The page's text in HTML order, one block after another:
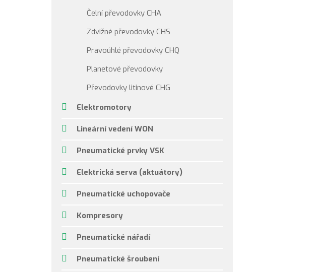
Čelní převodovky CHA
Zdvižné převodovky CHS
Pravoúhlé převodovky CHQ
Planetové převodovky
Převodovky litinové CHG
Elektromotory
Lineární vedení WON
Pneumatické prvky VSK
Elektrická serva (aktuátory)
Pneumatické uchopovače
Kompresory
Pneumatické nářadí
Pneumatické šroubení